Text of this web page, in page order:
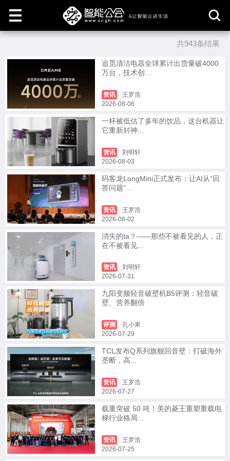
共943条结果
追觅清洁电器全球累计出货量破4000
万台，技术创...
资讯
王罗浩
2026-08-06
一杯被低估了多年的饮品，这台机器让
它重新封神...
资讯
刘明轩
2026-08-03
码客龙LongMini正式发布：让AI从“回
答问题”...
资讯
王罗浩
2026-08-02
消失的ta？——那些不被看见的人，正
在不被看见...
资讯
刘明轩
2026-07-31
九阳变频轻音破壁机B5评测：轻音破
壁、营养翻倍
评测
孔小果
2026-07-29
TCL发布Q系列旗舰回音壁：打破海外
垄断，高...
资讯
王罗浩
2026-07-27
载重突破 50 吨！美的菱王重塑重载电
梯行业格局...
资讯
王罗浩
2026-07-25